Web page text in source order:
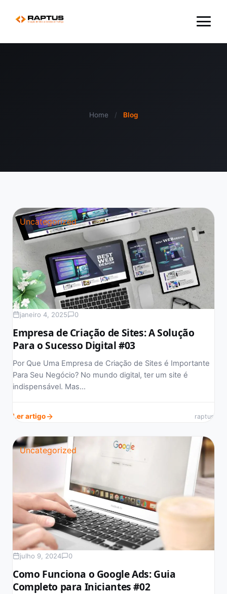
Menu
Home / Blog
Uncategorized
janeiro 4, 2025 0
Empresa de Criação de Sites: A Solução
Para o Sucesso Digital #03
Por Que Uma Empresa de Criação de Sites é Importante
Para Seu Negócio? No mundo digital, ter um site é
indispensável. Mas…
Ler artigo raptus
Uncategorized
julho 9, 2024 0
Como Funciona o Google Ads: Guia
Completo para Iniciantes #02